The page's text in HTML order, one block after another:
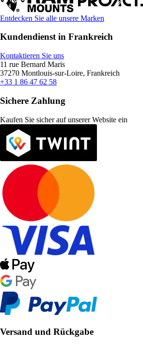
Entdecken Sie alle unsere Marken
Kundendienst in Frankreich
Kontaktieren Sie uns
11 rue Bernard Maris
37270 Montlouis-sur-Loire, Frankreich
+33 1 86 47 62 58
Sichere Zahlung
Kaufen Sie sicher auf unserer Website ein
Versand und Rückgabe